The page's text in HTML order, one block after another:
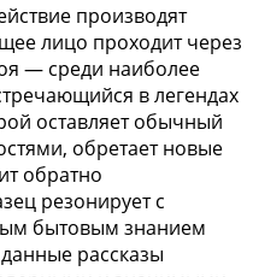
производят
лицо проходит через
— среди наиболее
в легендах
оставляет обычный
обретает новые
обратно
резонирует с
бытовым знанием
рассказы